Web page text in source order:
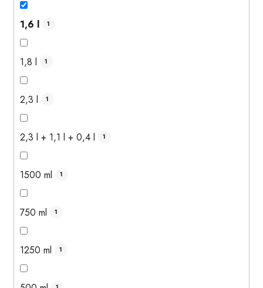
1,6 l 1
1,8 l 1
2,3 l 1
2,3 l + 1,1 l + 0,4 l 1
1500 ml 1
750 ml 1
1250 ml 1